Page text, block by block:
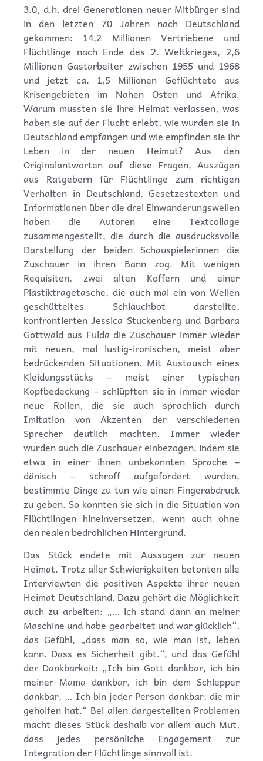
3.0, d.h. drei Generationen neuer Mitbürger sind
in den letzten 70 Jahren nach Deutschland
gekommen: 14,2 Millionen Vertriebene und
Flüchtlinge nach Ende des 2. Weltkrieges, 2,6
Millionen Gastarbeiter zwischen 1955 und 1968
und jetzt ca. 1,5 Millionen Geflüchtete aus
Krisengebieten im Nahen Osten und Afrika.
Warum mussten sie ihre Heimat verlassen, was
haben sie auf der Flucht erlebt, wie wurden sie in
Deutschland empfangen und wie empfinden sie ihr
Leben in der neuen Heimat? Aus den
Originalantworten auf diese Fragen, Auszügen
aus Ratgebern für Flüchtlinge zum richtigen
Verhalten in Deutschland, Gesetzestexten und
Informationen über die drei Einwanderungswellen
haben die Autoren eine Textcollage
zusammengestellt, die durch die ausdrucksvolle
Darstellung der beiden Schauspielerinnen die
Zuschauer in ihren Bann zog. Mit wenigen
Requisiten, zwei alten Koffern und einer
Plastiktragetasche, die auch mal ein von Wellen
geschütteltes Schlauchbot darstellte,
konfrontierten Jessica Stuckenberg und Barbara
Gottwald aus Fulda die Zuschauer immer wieder
mit neuen, mal lustig-ironischen, meist aber
bedrückenden Situationen. Mit Austausch eines
Kleidungsstücks – meist einer typischen
Kopfbedeckung – schlüpften sie in immer wieder
neue Rollen, die sie auch sprachlich durch
Imitation von Akzenten der verschiedenen
Sprecher deutlich machten. Immer wieder
wurden auch die Zuschauer einbezogen, indem sie
etwa in einer ihnen unbekannten Sprache –
dänisch – schroff aufgefordert wurden,
bestimmte Dinge zu tun wie einen Fingerabdruck
zu geben. So konnten sie sich in die Situation von
Flüchtlingen hineinversetzen, wenn auch ohne
den realen bedrohlichen Hintergrund.
Das Stück endete mit Aussagen zur neuen
Heimat. Trotz aller Schwierigkeiten betonten alle
Interviewten die positiven Aspekte ihrer neuen
Heimat Deutschland. Dazu gehört die Möglichkeit
auch zu arbeiten: „… ich stand dann an meiner
Maschine und habe gearbeitet und war glücklich“,
das Gefühl, „dass man so, wie man ist, leben
kann. Dass es Sicherheit gibt.“, und das Gefühl
der Dankbarkeit: „Ich bin Gott dankbar, ich bin
meiner Mama dankbar, ich bin dem Schlepper
dankbar, … Ich bin jeder Person dankbar, die mir
geholfen hat.“ Bei allen dargestellten Problemen
macht dieses Stück deshalb vor allem auch Mut,
dass jedes persönliche Engagement zur
Integration der Flüchtlinge sinnvoll ist.